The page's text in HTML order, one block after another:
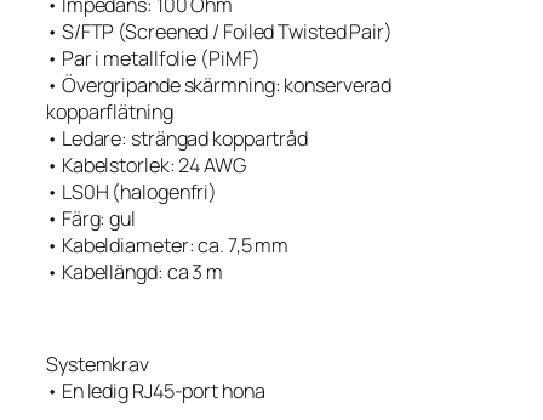
• S/FTP (Screened / Foiled Twisted Pair)
• Par i metallfolie (PiMF)
• Övergripande skärmning: konserverad
kopparflätning
• Ledare: strängad koppartråd
• Kabelstorlek: 24 AWG
• LS0H (halogenfri)
• Färg: gul
• Kabeldiameter: ca. 7,5 mm
• Kabellängd: ca 3 m
Systemkrav
• En ledig RJ45-port hona